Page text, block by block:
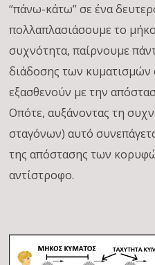
“πάνω-κάτω” σε ένα
πολλαπλασιάσουμε το
συχνότητα, παίρνουμε
διάδοσης των κυματισμών
εξασθενούν με την
Οπότε, αυξάνοντας τη
σταγόνων) αυτό
της απόστασης των
αντίστροφο.